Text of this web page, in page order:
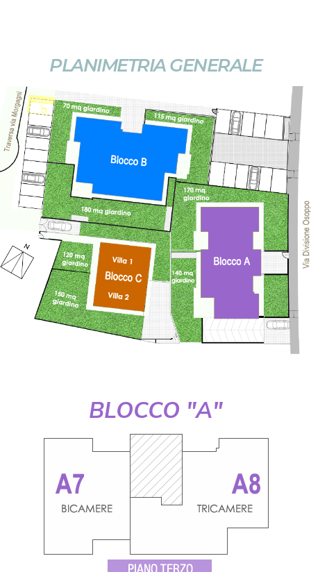
PLANIMETRIA GENERALE
BLOCCO "A"